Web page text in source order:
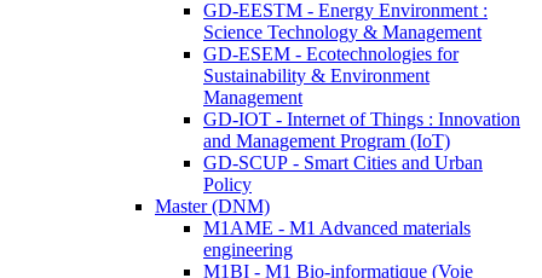
GD-EESTM - Energy Environment :
Science Technology & Management
GD-ESEM - Ecotechnologies for
Sustainability & Environment
Management
GD-IOT - Internet of Things : Innovation
and Management Program (IoT)
GD-SCUP - Smart Cities and Urban
Policy
Master (DNM)
M1AME - M1 Advanced materials
engineering
M1BI - M1 Bio-informatique (Voie